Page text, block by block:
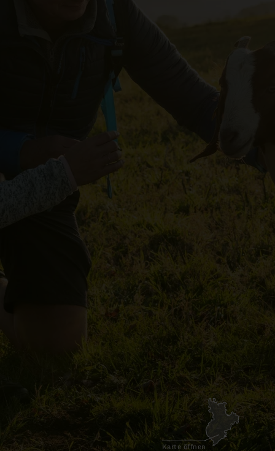
Karte öffnen